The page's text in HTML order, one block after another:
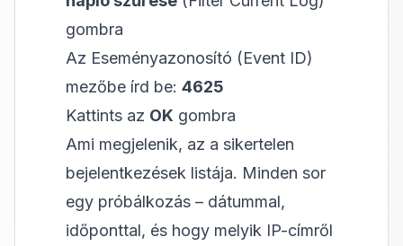
gombra
Az Eseményazonosító (Event ID)
mezőbe írd be: 4625
Kattints az OK gombra
Ami megjelenik, az a sikertelen
bejelentkezések listája. Minden sor
egy próbálkozás – dátummal,
időponttal, és hogy melyik IP-címről